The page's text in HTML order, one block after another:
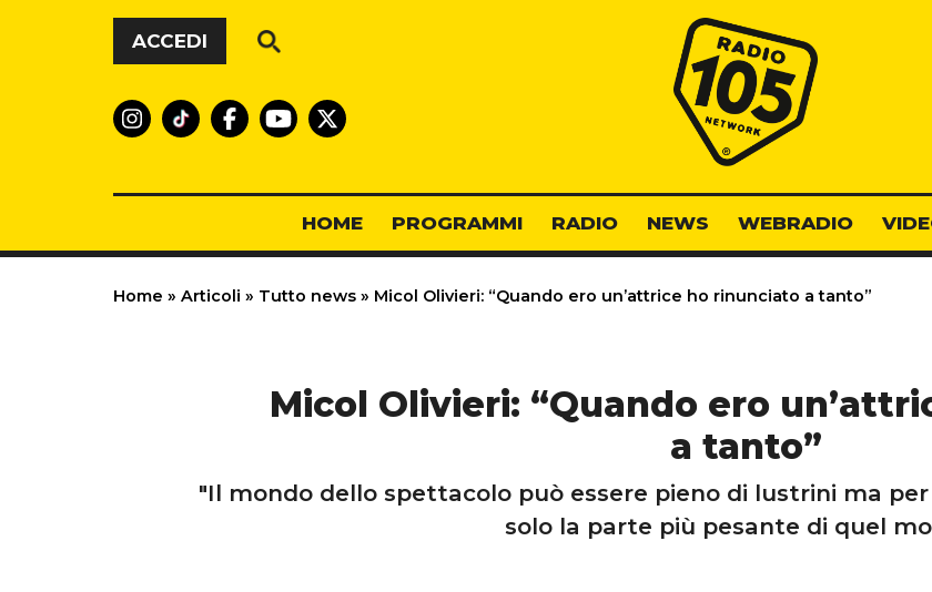
Vai al contenuto
ACCEDI
Radio 105
HOME PROGRAMMI RADIO NEWS WEBRADIO
Home » Articoli » Tutto news » Micol Olivieri: “Quando ero un’attrice ho rinunciato a tanto”
Micol Olivieri: “Quando ero
a tanto”
"Il mondo dello spettacolo può essere pieno di lustrini ma
solo la parte più pesante di quel